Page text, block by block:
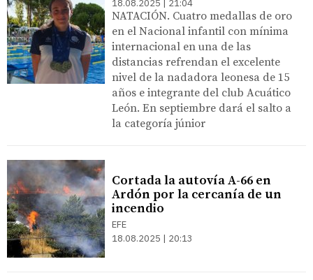
18.08.2025 | 21:04
NATACIÓN. Cuatro medallas de oro
en el Nacional infantil con mínima
internacional en una de las
distancias refrendan el excelente
nivel de la nadadora leonesa de 15
años e integrante del club Acuático
León. En septiembre dará el salto a
la categoría júnior
Cortada la autovía A-66 en
Ardón por la cercanía de un
incendio
EFE
18.08.2025 | 20:13